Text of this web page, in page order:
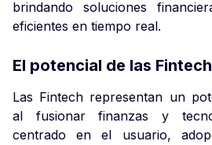
brindando soluciones
eficientes en tiempo real.
El potencial de las Fintech
Las Fintech representan un
al fusionar finanzas y
centrado en el usuario,